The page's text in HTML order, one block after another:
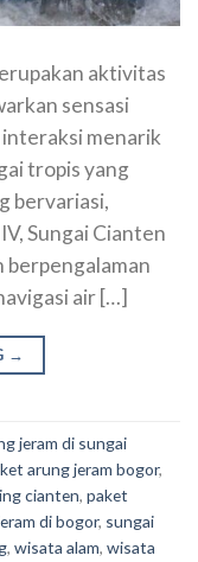
aktivitas
sensasi
menarik
tropis yang
bervariasi,
Sungai Cianten
air […]
→
jeram di sungai
arung jeram bogor,
cianten, paket
di bogor, sungai
, wisata alam, wisata